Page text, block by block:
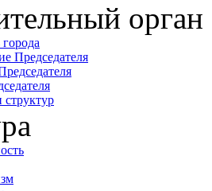
орган
Председателя
структур